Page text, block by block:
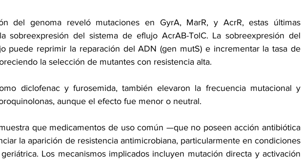
del genoma reveló mutaciones en GyrA, MarR, y AcrR, estas últimas
sobreexpresión del sistema de eflujo AcrAB-TolC. La sobreexpresión del
puede reprimir la reparación del ADN (gen mutS) e incrementar la tasa de
la selección de mutantes con resistencia alta.
diclofenac y furosemida, también elevaron la frecuencia mutacional y
aunque el efecto fue menor o neutral.
que medicamentos de uso común —que no poseen acción antibiótica
la aparición de resistencia antimicrobiana, particularmente en condiciones
Los mecanismos implicados incluyen mutación directa y activación